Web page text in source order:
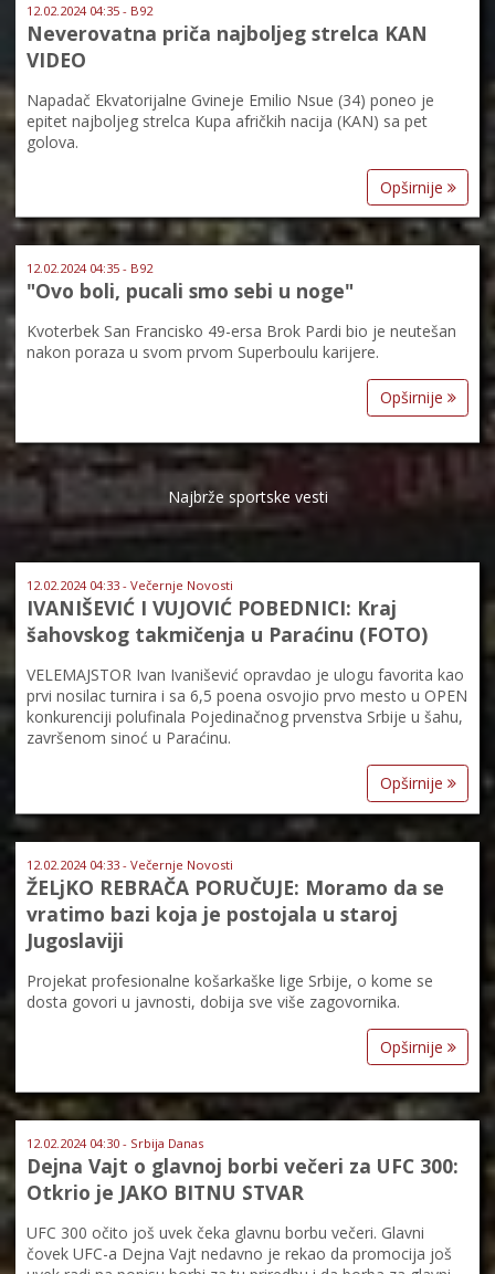
12.02.2024 04:35 - B92
Neverovatna priča najboljeg strelca KAN
VIDEO
Napadač Ekvatorijalne Gvineje Emilio Nsue (34) poneo je
epitet najboljeg strelca Kupa afričkih nacija (KAN) sa pet
golova.
Opširnije
12.02.2024 04:35 - B92
"Ovo boli, pucali smo sebi u noge"
Kvoterbek San Francisko 49-ersa Brok Pardi bio je neutešan
nakon poraza u svom prvom Superboulu karijere.
Opširnije
Najbrže sportske vesti
12.02.2024 04:33 - Večernje Novosti
IVANIŠEVIĆ I VUJOVIĆ POBEDNICI: Kraj
šahovskog takmičenja u Paraćinu (FOTO)
VELEMAJSTOR Ivan Ivanišević opravdao je ulogu favorita kao
prvi nosilac turnira i sa 6,5 poena osvojio prvo mesto u OPEN
konkurenciji polufinala Pojedinačnog prvenstva Srbije u šahu,
završenom sinoć u Paraćinu.
Opširnije
12.02.2024 04:33 - Večernje Novosti
ŽELjKO REBRAČA PORUČUJE: Moramo da se
vratimo bazi koja je postojala u staroj
Jugoslaviji
Projekat profesionalne košarkaške lige Srbije, o kome se
dosta govori u javnosti, dobija sve više zagovornika.
Opširnije
12.02.2024 04:30 - Srbija Danas
Dejna Vajt o glavnoj borbi večeri za UFC 300:
Otkrio je JAKO BITNU STVAR
UFC 300 očito još uvek čeka glavnu borbu večeri. Glavni
čovek UFC-a Dejna Vajt nedavno je rekao da promocija još